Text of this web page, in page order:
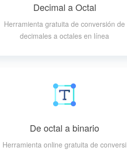
Decimal a Octal
Herramienta gratuita de conversión de
decimales a octales en línea
De octal a binario
Herramienta online gratuita de conversi